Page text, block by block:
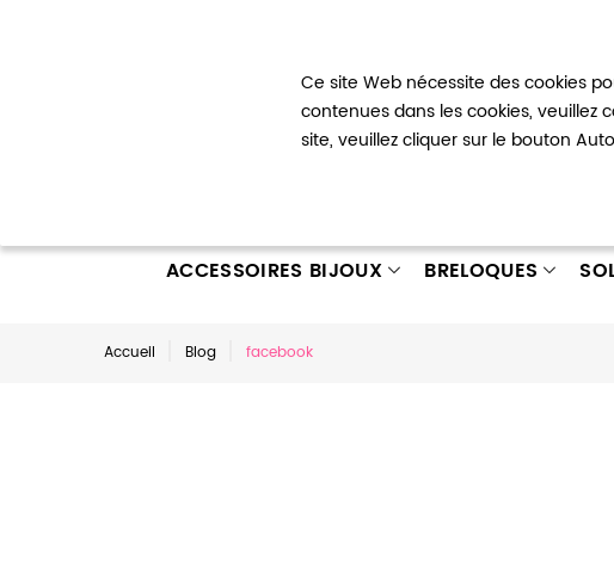
Ce site Web nécessite des cookies
contenues dans les cookies, veuillez
site, veuillez cliquer sur le bouton
Mon compte
ACCESSOIRES BIJOUX BRELOQUES
Accueil Blog facebook